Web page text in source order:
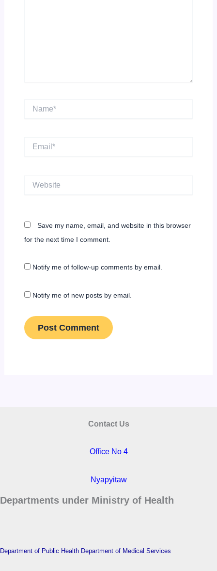
Email*
Save my name, email, and website in this browser
for the next time I comment.
Notify me of follow-up comments by email.
Notify me of new posts by email.
Contact Us
Office No 4
Nyapyitaw
Departments under Ministry of Health
Department of Public Health Department of Medical Services